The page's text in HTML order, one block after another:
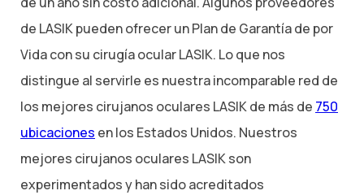
de LASIK pueden ofrecer un Plan de Garantía de por
Vida con su cirugía ocular LASIK. Lo que nos
distingue al servirle es nuestra incomparable red de
los mejores cirujanos oculares LASIK de más de 750
ubicaciones en los Estados Unidos. Nuestros
mejores cirujanos oculares LASIK son
experimentados y han sido acreditados